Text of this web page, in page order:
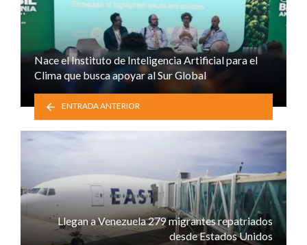
Nace el Instituto de Inteligencia Artificial para el
Clima que busca apoyar al Sur Global
ENTRADA ANTERIOR
Llegan a Venezuela 279 migrantes repatriados
desde Estados Unidos